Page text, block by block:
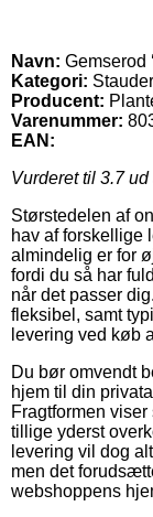
Navn: Gemserod
Kategori: Stauder
Producent:
Varenummer:
EAN:
Vurderet til 3.7ud
Størstedelen af
hav af forskellige
almindelig er for
fordi du så har
når det passer
fleksibel, samt
levering ved køb
Du bør omvendt
hjem til din
Fragtformen
tillige yderst
levering vil dog
men det
webshoppens